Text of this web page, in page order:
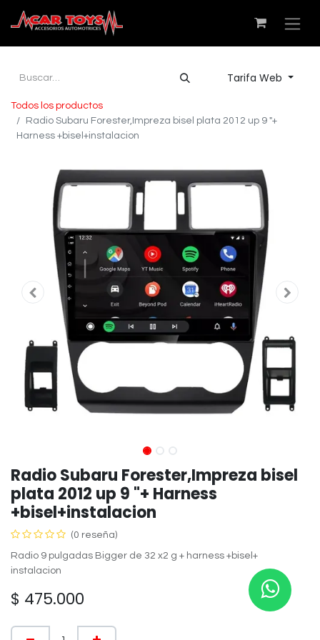
Tarifa Web
Todos los productos
Radio Subaru Forester,Impreza bisel plata 2012 up 9 "+
Harness +bisel+instalacion
Radio Subaru Forester,Impreza bisel
plata 2012 up 9 "+ Harness
+bisel+instalacion
(0 reseña)
Radio 9 pulgadas Bigger de 32 x2 g + harness +bisel+
instalacion
$ 475.000